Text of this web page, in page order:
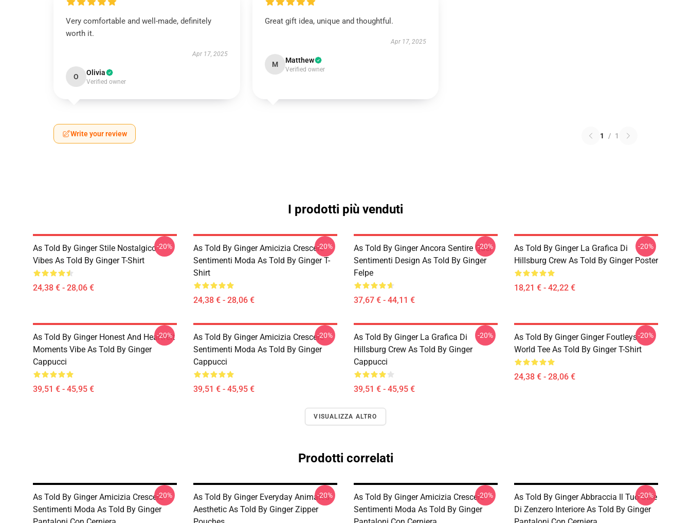
Very comfortable and well-made, definitely
worth it.
Apr 17, 2025
O Olivia
Verified owner
Great gift idea, unique and thoughtful.
Apr 17, 2025
M Matthew
Verified owner
Write your review 1 / 1
I prodotti più venduti
As Told By Ginger Stile Nostalgico
Vibes As Told By Ginger T-Shirt
24,38 € - 28,06 €
-20%
As Told By Ginger Amicizia Crescere
Sentimenti Moda As Told By Ginger T-
Shirt
24,38 € - 28,06 €
-20%
As Told By Ginger Ancora Sentire Quei
Sentimenti Design As Told By Ginger
Felpe
37,67 € - 44,11 €
-20%
As Told By Ginger La Grafica Di
Hillsburg Crew As Told By Ginger Poster
18,21 € - 42,22 €
-20%
As Told By Ginger Honest And Heartfelt
Moments Vibe As Told By Ginger
Cappucci
39,51 € - 45,95 €
-20%
As Told By Ginger Amicizia Crescere
Sentimenti Moda As Told By Ginger
Cappucci
39,51 € - 45,95 €
-20%
As Told By Ginger La Grafica Di
Hillsburg Crew As Told By Ginger
Cappucci
39,51 € - 45,95 €
-20%
As Told By Ginger Ginger Foutleys
World Tee As Told By Ginger T-Shirt
24,38 € - 28,06 €
-20%
VISUALIZZA ALTRO
Prodotti correlati
As Told By Ginger Amicizia Crescere
Sentimenti Moda As Told By Ginger
-20%
As Told By Ginger Everyday Animated
Aesthetic As Told By Ginger Zipper
-20%
As Told By Ginger Amicizia Crescere
Sentimenti Moda As Told By Ginger
-20%
As Told By Ginger Abbraccia Il Tuo Stile
Di Zenzero Interiore As Told By Ginger
-20%